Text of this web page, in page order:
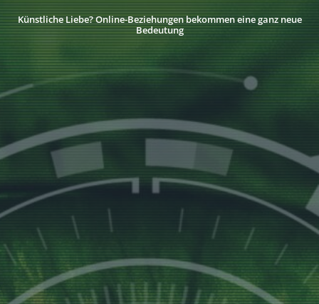
Künstliche Liebe? Online-Beziehungen bekommen eine ganz neue
Bedeutung